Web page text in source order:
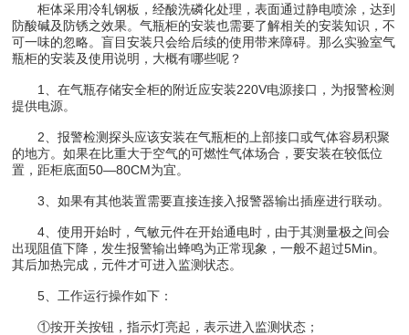
柜体采用冷轧钢板，经酸洗磷化处理，表面通过静电喷涂，达到
防酸碱及防锈之效果。气瓶柜的安装也需要了解相关的安装知识，不
可一味的忽略。盲目安装只会给后续的使用带来障碍。那么实验室气
瓶柜的安装及使用说明，大概有哪些呢？
1、在气瓶存储安全柜的附近应安装220V电源接口，为报警检测
提供电源。
2、报警检测探头应该安装在气瓶柜的上部接口或气体容易积聚
的地方。如果在比重大于空气的可燃性气体场合，要安装在较低位
置，距柜底面50—80CM为宜。
3、如果有其他装置需要直接连接入报警器输出插座进行联动。
4、使用开始时，气敏元件在开始通电时，由于其测量极之间会
出现阻值下降，发生报警输出蜂鸣为正常现象，一般不超过5Min。
其后加热完成，元件才可进入监测状态。
5、工作运行操作如下：
①按开关按钮，指示灯亮起，表示进入监测状态；